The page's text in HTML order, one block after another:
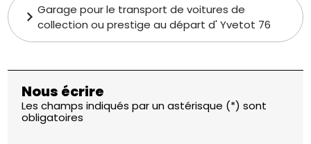
Garage pour le transport de voitures de
collection ou prestige au départ d' Yvetot 76
Nous écrire
Les champs indiqués par un astérisque (*) sont
obligatoires